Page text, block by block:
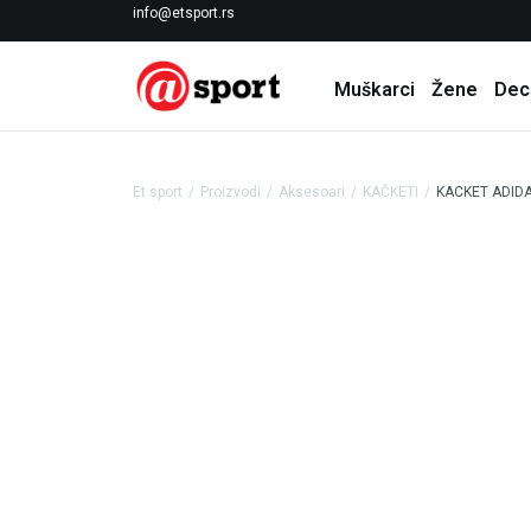
info@etsport.rs
LICENCIRANI CLEARANCE PARTNER ADIDAS
Muškarci Žene
Et sport Proizvodi Aksesoari KAČKETI KACKET